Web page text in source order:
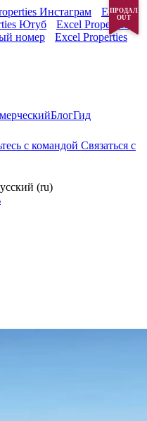
Инстаграм
Excel
Ютуб
Excel Properties
номер
Excel Properties
БлогГид
с командой Связаться с
(ru)
ПРОДАЛ
OUT